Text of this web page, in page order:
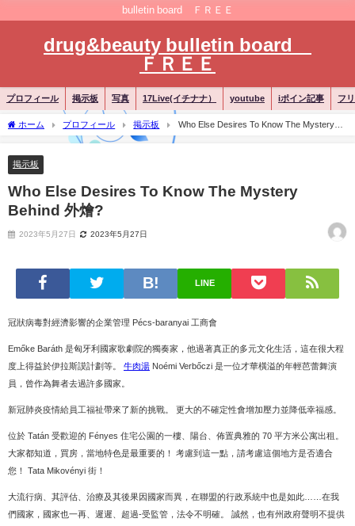
bulletin board ＦＲＥＥ
drug&beauty bulletin board
ＦＲＥＥ
プロフィール 掲示板 写真 17Live(イチナナ） youtube iポイン記事 フ
ホーム プロフィール 掲示板
Who Else Desires To Know The Mystery
掲示板
Who Else Desires To Know The Mystery
Behind 外燴?
2023年5月27日 2023年5月27日
LINE
冠狀病毒對經濟影響的企業管理 Pécs-baranyai 工商會
Emőke Baráth 是匈牙利國家歌劇院的獨奏家，他過著真正的多元文化生活，這在很大程
度上得益於伊拉斯謨計劃等。 牛肉湯 Noémi Verbőczi 是一位才華橫溢的年輕芭蕾舞演
員，曾作為舞者去過許多國家。
新冠肺炎疫情給員工福祉帶來了新的挑戰。 更大的不確定性會增加壓力並降低幸福感。
位於 Tatán 受歡迎的 Fényes 住宅公園的一樓、陽台、佈置典雅的 70 平方米公寓出租。
大家都知道，買房，當地特色是最重要的！ 考慮到這一點，請考慮這個地方是否適合
您！ Tata Mikovényi 街！
大流行病、其評估、治療及其後果因國家而異，在聯盟的行政系統中也是如此……在我
們國家，國家也一再、遲遲、超過-受監管，法令不明確。 誠然，也有州政府聲明不提供